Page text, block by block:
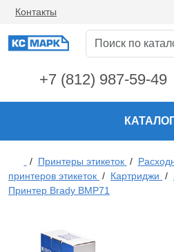
Контакты
+7 (812) 987-59-49
/ Принтеры этикеток /
принтеров этикеток / Картриджи /
Принтер Brady BMP71